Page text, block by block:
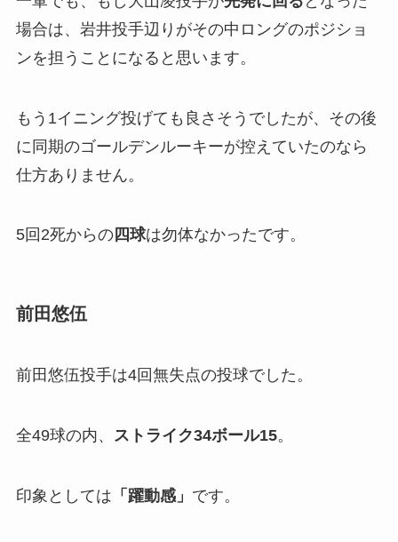
場合は、岩井投手辺りがその中ロングのポジショ
ンを担うことになると思います。
もう1イニング投げても良さそうでしたが、その後
に同期のゴールデンルーキーが控えていたのなら
仕方ありません。
5回2死からの四球は勿体なかったです。
前田悠伍
前田悠伍投手は4回無失点の投球でした。
全49球の内、 ストライク34ボール15。
印象としては 「 躍動感」 です。